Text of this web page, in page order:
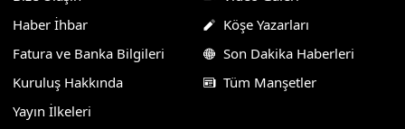
Haber İhbar
Fatura ve Banka Bilgileri
Kuruluş Hakkında
Yayın İlkeleri
Köşe Yazarları
Son Dakika Haberleri
Tüm Manşetler